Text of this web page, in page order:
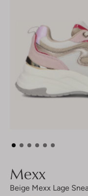
Mexx
Beige Mexx Lage